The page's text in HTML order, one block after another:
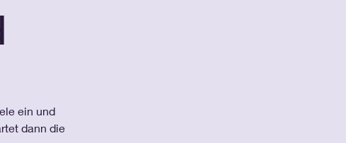
ein und
dann die